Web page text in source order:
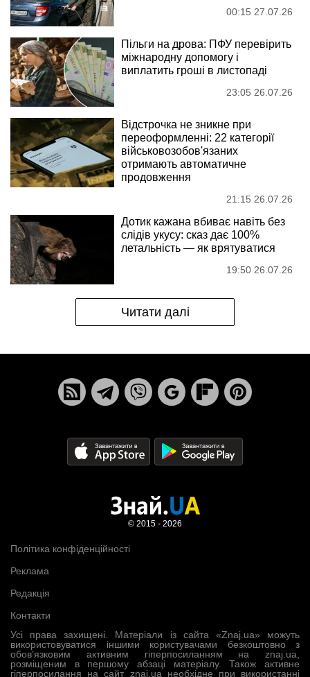
00:15 27.07.26
Пільги на дрова: ПФУ перевірить
міжнародну допомогу і
виплатить гроші в листопаді
23:05 26.07.26
Відстрочка не зникне при
переоформленні: 22 категорії
військовозобов'язаних
отримають автоматичне
продовження
21:15 26.07.26
Дотик кажана вбиває навіть без
слідів укусу: сказ дає 100%
летальність — як врятуватися
19:50 26.07.26
Читати далі
Усі права захищені. Матеріали із сайта «Znaj.ua» можуть
використовуватися іншими користувачами безкоштовно з
обов’язковим активним гіперпосиланням на znaj.ua,
розміщеним в першому абзаці матеріалу. Також активне
гіперпосилання на сайт znaj.ua необхідне при використанні
Політика конфіденційності
Реклама
Редакція
Контакти
© 2015 - 2026